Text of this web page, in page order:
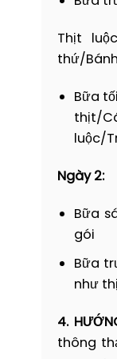
Thịt
thứ/
Bữa
thịt/
luộc/
Ngày 2:
Bữa
gói
Bữa
như
4.
thông